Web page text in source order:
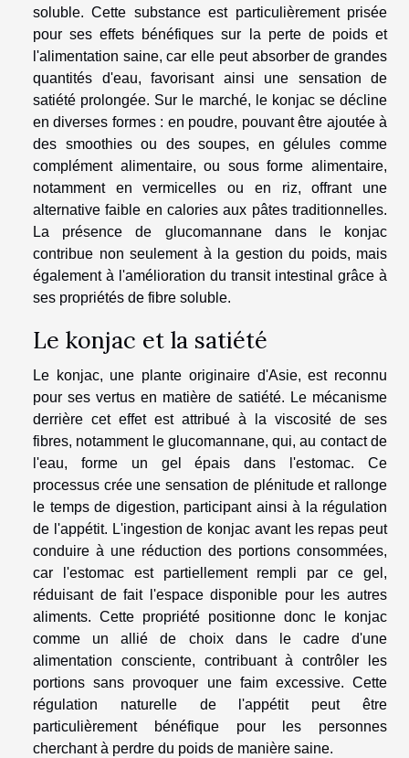
soluble. Cette substance est particulièrement prisée
pour ses effets bénéfiques sur la perte de poids et
l'alimentation saine, car elle peut absorber de grandes
quantités d'eau, favorisant ainsi une sensation de
satiété prolongée. Sur le marché, le konjac se décline
en diverses formes : en poudre, pouvant être ajoutée à
des smoothies ou des soupes, en gélules comme
complément alimentaire, ou sous forme alimentaire,
notamment en vermicelles ou en riz, offrant une
alternative faible en calories aux pâtes traditionnelles.
La présence de glucomannane dans le konjac
contribue non seulement à la gestion du poids, mais
également à l'amélioration du transit intestinal grâce à
ses propriétés de fibre soluble.
Le konjac et la satiété
Le konjac, une plante originaire d'Asie, est reconnu
pour ses vertus en matière de satiété. Le mécanisme
derrière cet effet est attribué à la viscosité de ses
fibres, notamment le glucomannane, qui, au contact de
l'eau, forme un gel épais dans l'estomac. Ce
processus crée une sensation de plénitude et rallonge
le temps de digestion, participant ainsi à la régulation
de l'appétit. L'ingestion de konjac avant les repas peut
conduire à une réduction des portions consommées,
car l'estomac est partiellement rempli par ce gel,
réduisant de fait l'espace disponible pour les autres
aliments. Cette propriété positionne donc le konjac
comme un allié de choix dans le cadre d'une
alimentation consciente, contribuant à contrôler les
portions sans provoquer une faim excessive. Cette
régulation naturelle de l'appétit peut être
particulièrement bénéfique pour les personnes
cherchant à perdre du poids de manière saine.